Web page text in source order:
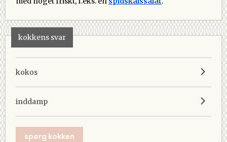
kokkens svar
kokos
inddamp
spørg kokken